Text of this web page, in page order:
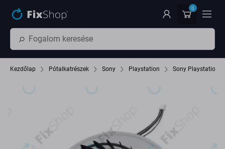
0
Kezdőlap Pótalkatrészek Sony Playstation Sony Playstation